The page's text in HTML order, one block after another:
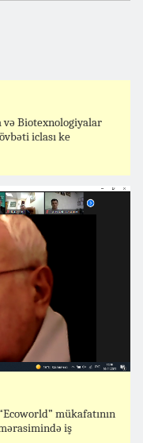
Biotexnologiyalar
iclası ke
mükafatının
iş